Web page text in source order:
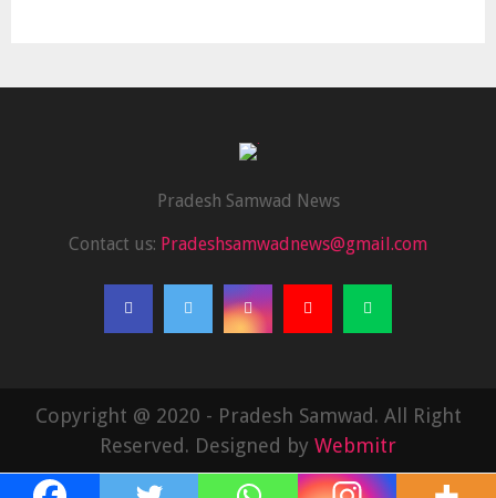
Pradesh Samwad News
Contact us: Pradeshsamwadnews@gmail.com
Copyright @ 2020 - Pradesh Samwad. All Right
Reserved. Designed by Webmitr